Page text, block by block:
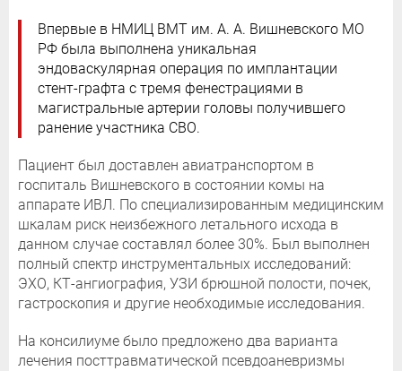
Впервые в НМИЦ ВМТ им. А. А. Вишневского МО
РФ была выполнена уникальная
эндоваскулярная операция по имплантации
стент-графта с тремя фенестрациями в
магистральные артерии головы получившего
ранение участника СВО.
Пациент был доставлен авиатранспортом в
госпиталь Вишневского в состоянии комы на
аппарате ИВЛ. По специализированным медицинским
шкалам риск неизбежного летального исхода в
данном случае составлял более 30%. Был выполнен
полный спектр инструментальных исследований:
ЭХО, КТ-ангиография, УЗИ брюшной полости, почек,
гастроскопия и другие необходимые исследования.
На консилиуме было предложено два варианта
лечения посттравматической псевдоаневризмы